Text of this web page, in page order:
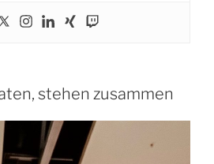
stehen zusammen